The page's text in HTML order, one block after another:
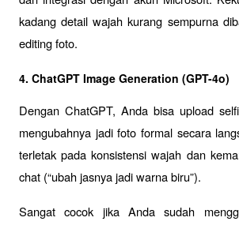
kadang detail wajah kurang sempurna
editing foto.
4. ChatGPT Image Generation (GPT-4o)
Dengan ChatGPT, Anda bisa upload
mengubahnya jadi foto formal secara
terletak pada konsistensi wajah dan
chat (“ubah jasnya jadi warna biru”).
Sangat cocok jika Anda sudah